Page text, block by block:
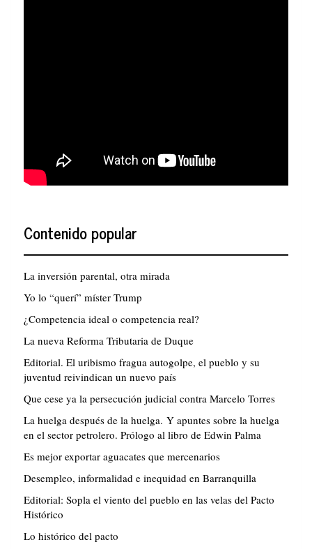
Contenido popular
La inversión parental, otra mirada
Yo lo “querí” míster Trump
¿Competencia ideal o competencia real?
La nueva Reforma Tributaria de Duque
Editorial. El uribismo fragua autogolpe, el pueblo y su
juventud reivindican un nuevo país
Que cese ya la persecución judicial contra Marcelo Torres
La huelga después de la huelga. Y apuntes sobre la huelga
en el sector petrolero. Prólogo al libro de Edwin Palma
Es mejor exportar aguacates que mercenarios
Desempleo, informalidad e inequidad en Barranquilla
Editorial: Sopla el viento del pueblo en las velas del Pacto
Histórico
Lo histórico del pacto